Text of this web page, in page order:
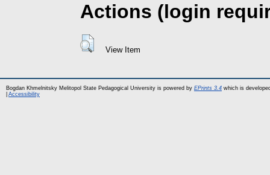
Actions (login
View Item
Bogdan Khmelnitsky Melitopol State Pedagogical University is powered by EPrints 3.4 which is
Accessibility